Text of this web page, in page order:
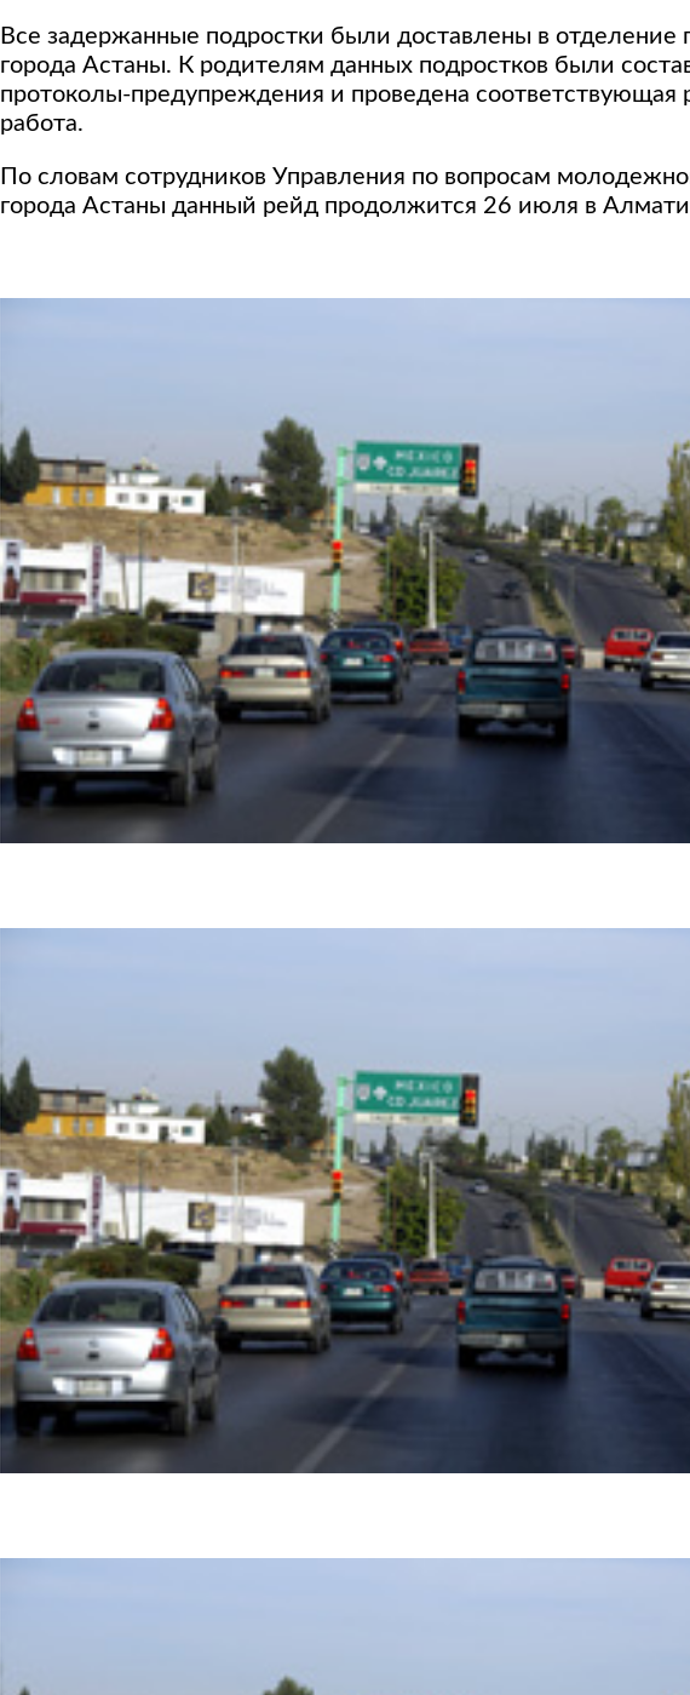
Все задержанные подростки были доставлены в
города Астаны. К родителям данных подростков были
протоколы-предупреждения и проведена соответствующая
работа.
По словам сотрудников Управления по вопросам
города Астаны данный рейд продолжится 26 июля в